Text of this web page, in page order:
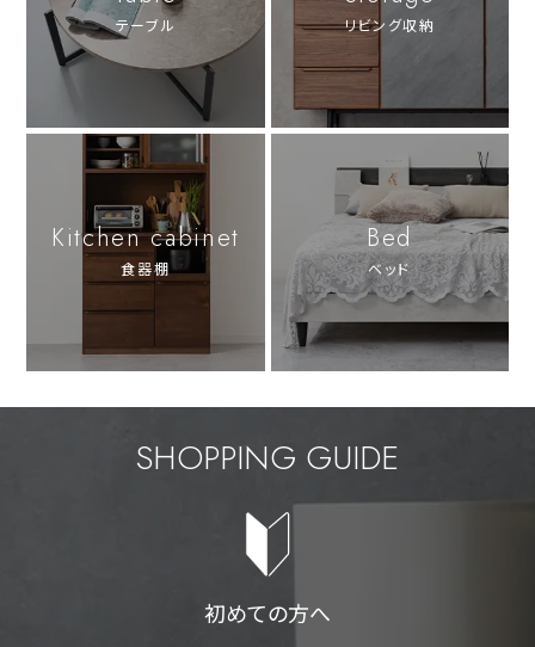
テーブル リビング収納
Kitchen cabinet
食器棚
Bed
ベッド
SHOPPING GUIDE
初めての方へ